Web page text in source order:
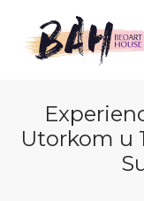
Utorkom u